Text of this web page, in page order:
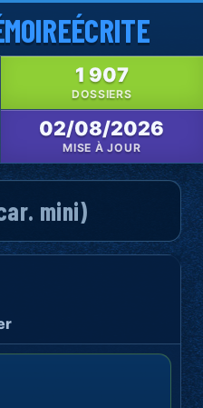
ÉCRITE
1 907
DOSSIERS
02/08/2026
MISE À JOUR